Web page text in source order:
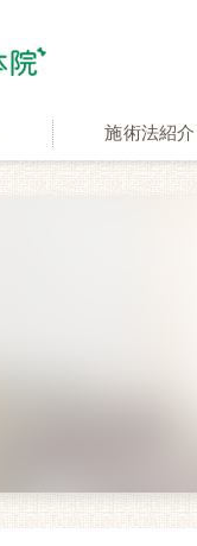
施術法紹介